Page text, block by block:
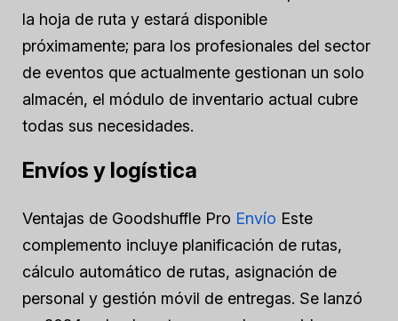
la hoja de ruta y estará disponible
próximamente; para los profesionales del sector
de eventos que actualmente gestionan un solo
almacén, el módulo de inventario actual cubre
todas sus necesidades.
Envíos y logística
Ventajas de Goodshuffle Pro Envío Este
complemento incluye planificación de rutas,
cálculo automático de rutas, asignación de
personal y gestión móvil de entregas. Se lanzó